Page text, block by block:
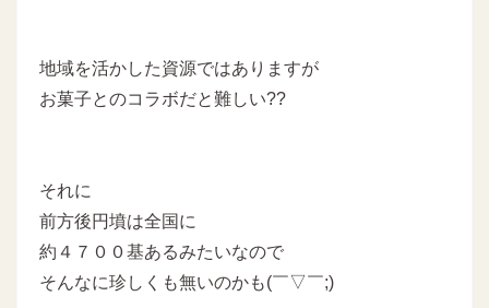
地域を活かした資源ではありますが
お菓子とのコラボだと難しい??
それに
前方後円墳は全国に
約４７００基あるみたいなので
そんなに珍しくも無いのかも(￣▽￣;)